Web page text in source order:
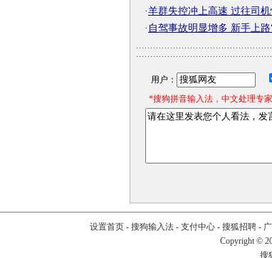
·羊群失控冲上高速 过往司
· 自驾事故明显增多 新手上路
用户：
*搜狗拼音输入法，中文处理专
设置首页- 搜狗输入法- 支付中心- 搜狐招聘-
Copyright ©
搜